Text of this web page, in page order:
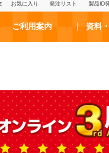
お気に入り 発注リスト 製品ID
ご利用案内 資料